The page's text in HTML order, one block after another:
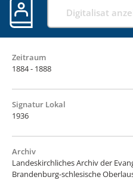
Digitalisat
Zeitraum
1884 - 1888
Signatur Lokal
1936
Archiv
Landeskirchliches Archiv der
Brandenburg-schlesische